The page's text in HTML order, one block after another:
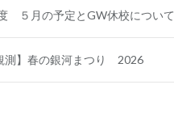
５月の予定とGW休校について
測】春の銀河まつり 2026